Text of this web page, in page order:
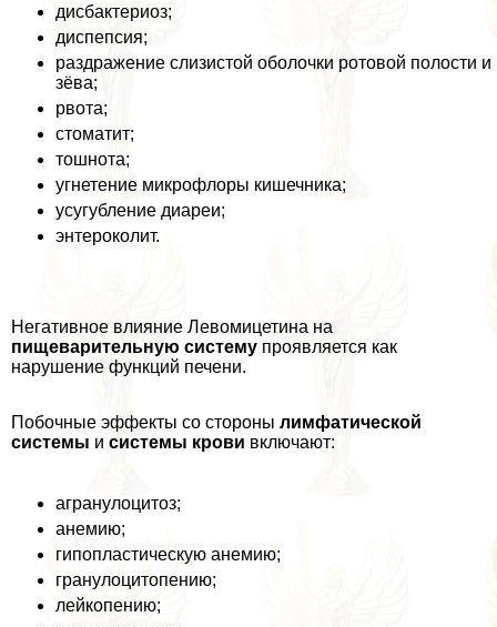
дисбактериоз;
диспепсия;
раздражение слизистой оболочки ротовой полости и
зёва;
рвота;
стоматит;
тошнота;
угнетение микрофлоры кишечника;
усугубление диареи;
энтероколит.
Негативное влияние Левомицетина на
пищеварительную систему проявляется как
нарушение функций печени.
Побочные эффекты со стороны лимфатической
системы и системы крови включают:
агранулоцитоз;
анемию;
гипопластическую анемию;
гранулоцитопению;
лейкопению;